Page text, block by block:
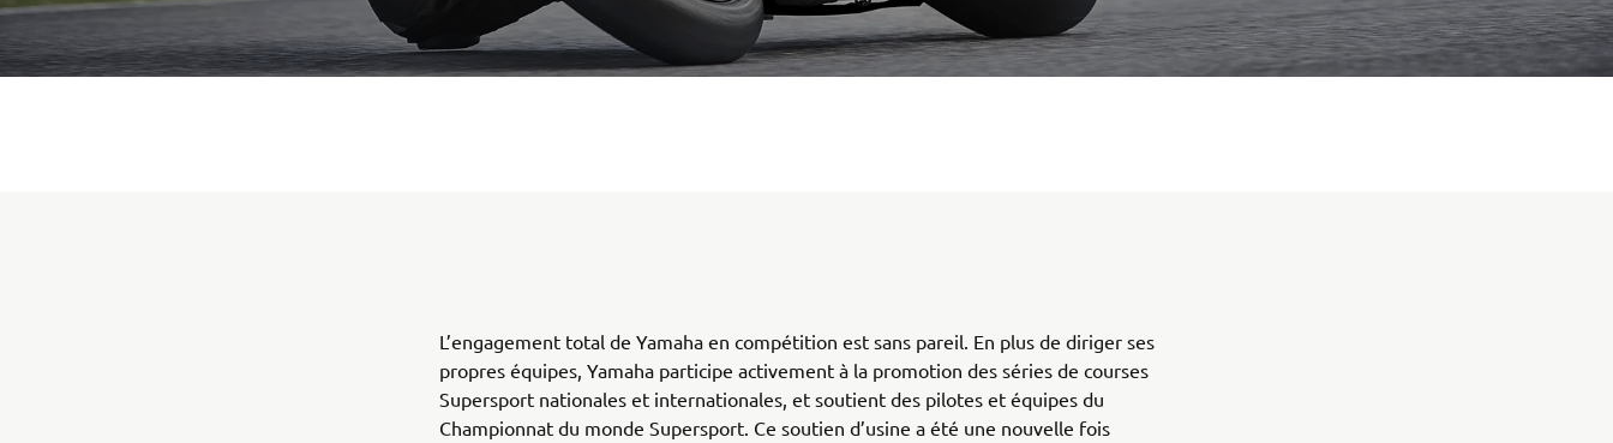
L’engagement total de Yamaha en compétition est sans pareil. En plus de diriger ses
propres équipes, Yamaha participe activement à la promotion des séries de courses
Supersport nationales et internationales, et soutient des pilotes et équipes du
Championnat du monde Supersport. Ce soutien d’usine a été une nouvelle fois